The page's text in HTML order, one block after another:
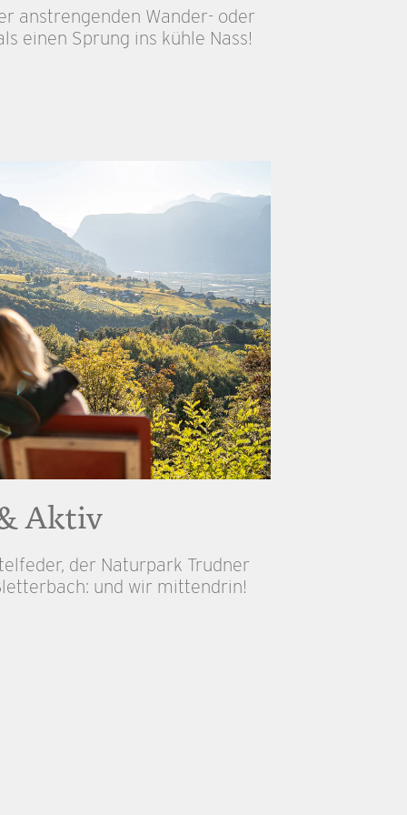
anstrengenden Wander- oder
einen Sprung ins kühle Nass!
Aktiv
der Naturpark Trudner
und wir mittendrin!